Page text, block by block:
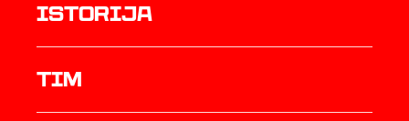
istorija
TIM